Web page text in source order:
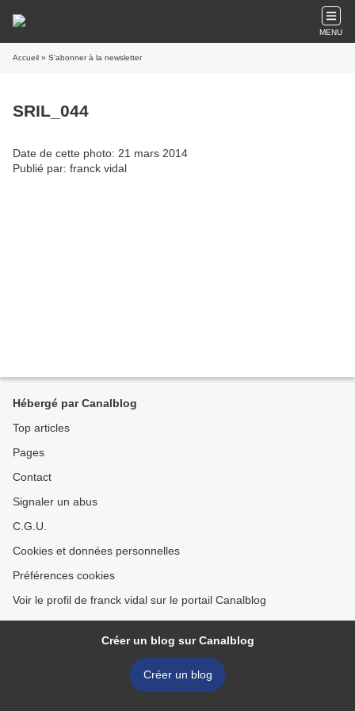
MENU
Accueil » S'abonner à la newsletter
SRIL_044
Date de cette photo: 21 mars 2014
Publié par: franck vidal
Hébergé par Canalblog
Top articles
Pages
Contact
Signaler un abus
C.G.U.
Cookies et données personnelles
Préférences cookies
Voir le profil de franck vidal sur le portail Canalblog
Créer un blog sur Canalblog
Créer un blog